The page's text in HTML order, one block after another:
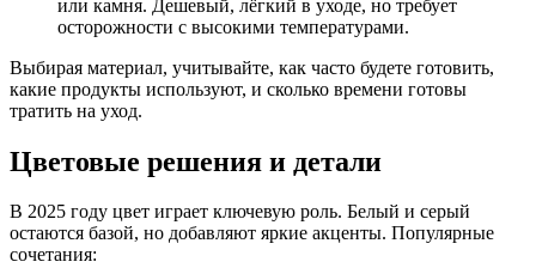
или камня. Дешевый, лёгкий в уходе, но требует
осторожности с высокими температурами.
Выбирая материал, учитывайте, как часто будете готовить,
какие продукты используют, и сколько времени готовы
тратить на уход.
Цветовые решения и детали
В 2025 году цвет играет ключевую роль. Белый и серый
остаются базой, но добавляют яркие акценты. Популярные
сочетания: